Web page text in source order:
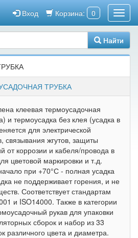
Корзина: 0
Вход
Найти
ТРУБКА
клеевая термоусадочная
и термоусадка без клея (усадка в
для электрической
связывания жгутов, защиты
от коррозии и кабеля/провода в
цветовой маркировки и т.д.
при +70°С - полная усадка
не поддерживает горения, и не
Соответствует стандартам
и ISO14000. Также в категории
рукав для упаковки
сборок и набор из 33
различного цвета и диаметра.